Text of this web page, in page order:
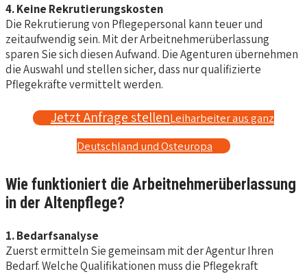
4. Keine Rekrutierungskosten
Die Rekrutierung von Pflegepersonal kann teuer und
zeitaufwendig sein. Mit der Arbeitnehmerüberlassung
sparen Sie sich diesen Aufwand. Die Agenturen übernehmen
die Auswahl und stellen sicher, dass nur qualifizierte
Pflegekräfte vermittelt werden.
Jetzt Anfrage stellenLeiharbeiter aus ganz
Deutschland und Osteuropa
Wie funktioniert die Arbeitnehmerüberlassung
in der Altenpflege?
1. Bedarfsanalyse
Zuerst ermitteln Sie gemeinsam mit der Agentur Ihren
Bedarf. Welche Qualifikationen muss die Pflegekraft